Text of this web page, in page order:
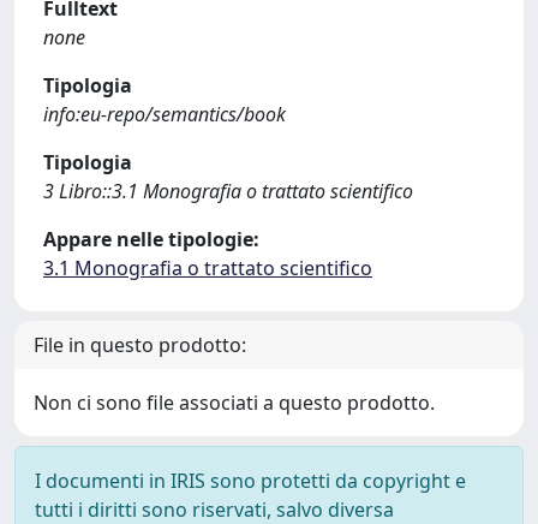
Fulltext
none
Tipologia
info:eu-repo/semantics/book
Tipologia
3 Libro::3.1 Monografia o trattato scientifico
Appare nelle tipologie:
3.1 Monografia o trattato scientifico
File in questo prodotto:
Non ci sono file associati a questo prodotto.
I documenti in IRIS sono protetti da copyright e
tutti i diritti sono riservati, salvo diversa